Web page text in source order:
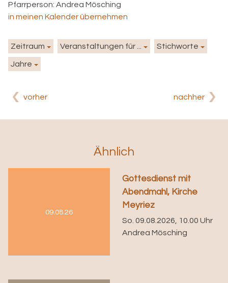
Pfarrperson: Andrea Mösching
in meinen Kalender übernehmen
Zeitraum Veranstaltungen für ... Stichworte
Jahre
vorher nachher
Ähnlich
09.08.26
Gottesdienst mit
Abendmahl, Kirche
Meyriez
So. 09.08.2026, 10.00 Uhr
Andrea Mösching